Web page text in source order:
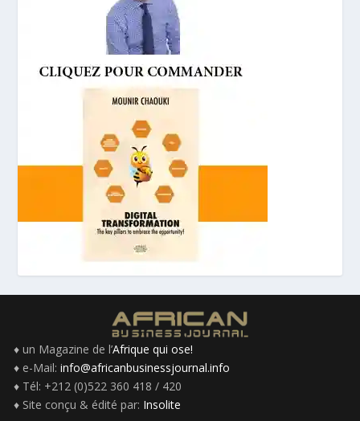
♦ un Magazine de l’Afrique qui ose!
♦ e-Mail: info@africanbusinessjournal.info
♦ Tél: +212 (0)522 360 418 / 420
♦ Site conçu & édité par: Insolite